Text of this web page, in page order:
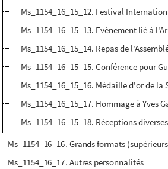
Ms_1154_16_15_12. Festival
Ms_1154_16_15_13. Evénement lié à
Ms_1154_16_15_14. Repas de
Ms_1154_16_15_15. Conférence pour
Ms_1154_16_15_16. Médaille d'or de
Ms_1154_16_15_17. Hommage à Yves
Ms_1154_16_15_18. Réceptions
Ms_1154_16_16. Grands formats
Ms_1154_16_17. Autres personnalités